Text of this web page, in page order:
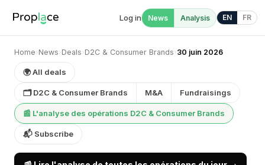
Log in News Analysis EN FR
Home› News› Deals› D2C & Consumer Brands› 30 juin 2026
🌍 All deals
🗂 D2C & Consumer Brands M&A Fundraisings
📰 L'analyse des opérations D2C & Consumer Brands
📬 Subscribe